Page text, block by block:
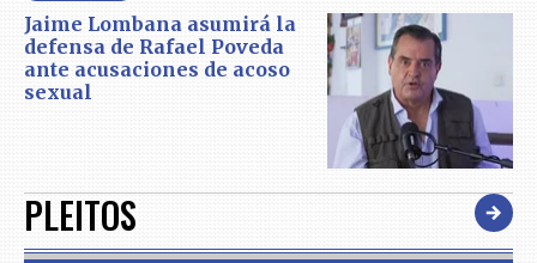
Jaime Lombana asumirá la
defensa de Rafael Poveda
ante acusaciones de acoso
sexual
PLEITOS